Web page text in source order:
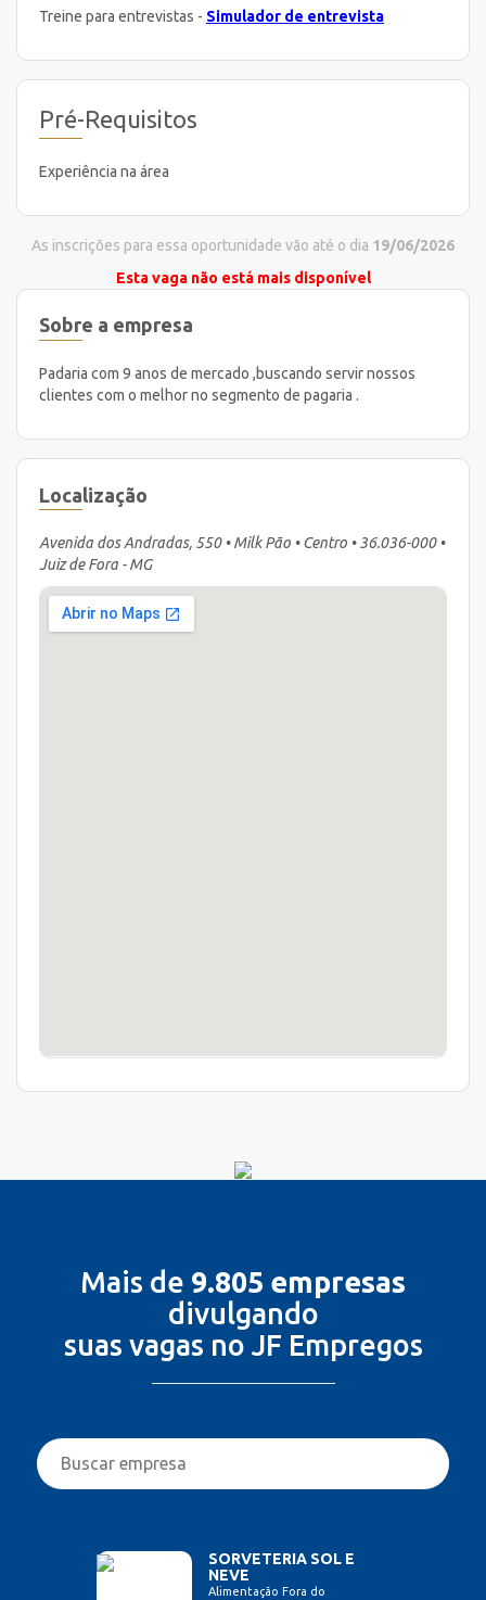
Treine para entrevistas - Simulador de entrevista
Pré-Requisitos
Experiência na área
As inscrições para essa oportunidade vão até o dia 19/06/2026
Esta vaga não está mais disponível
Sobre a empresa
Padaria com 9 anos de mercado ,buscando servir nossos
clientes com o melhor no segmento de pagaria .
Localização
Avenida dos Andradas, 550 • Milk Pão • Centro • 36.036-000 •
Juiz de Fora - MG
Mais de 9.805 empresas
divulgando
suas vagas no JF Empregos
SORVETERIA SOL E
NEVE
Alimentação Fora do